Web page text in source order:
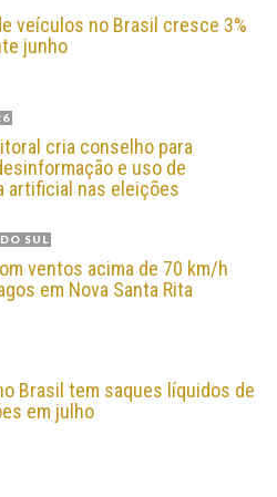
veículos no Brasil cresce 3%
junho
cria conselho para
e uso de
artificial nas eleições
SUL
ventos acima de 70 km/h
em Nova Santa Rita
Brasil tem saques líquidos de
em julho